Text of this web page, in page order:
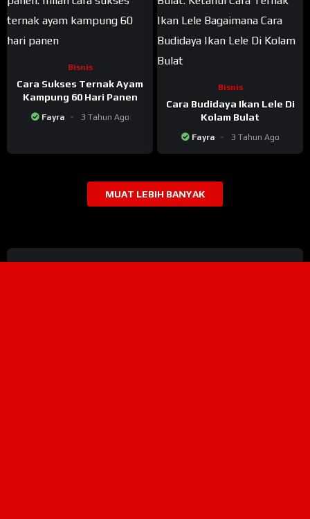
Bisnis
Cara Sukses Ternak Ayam
Kampung 60 Hari Panen
Fayra 3 Tahun Ago
Bisnis
Cara Budidaya Ikan Lele Di
Kolam Bulat
Fayra 3 Tahun Ago
MUAT LEBIH BANYAK